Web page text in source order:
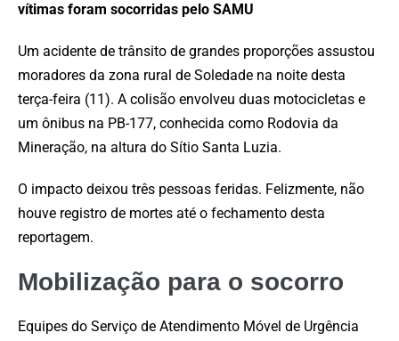
vítimas foram socorridas pelo SAMU
Um acidente de trânsito de grandes proporções assustou
moradores da zona rural de Soledade na noite desta
terça-feira (11). A colisão envolveu duas motocicletas e
um ônibus na PB-177, conhecida como Rodovia da
Mineração, na altura do Sítio Santa Luzia.
O impacto deixou três pessoas feridas. Felizmente, não
houve registro de mortes até o fechamento desta
reportagem.
Mobilização para o socorro
Equipes do Serviço de Atendimento Móvel de Urgência